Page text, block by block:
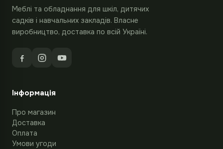
Меблі та обладнання для шкіл, дитячих
садків і навчальних закладів. Власне
виробництво, доставка по всій Україні.
Інформація
Про магазин
Доставка
Оплата
Умови угоди